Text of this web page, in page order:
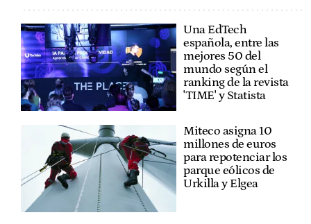
Una EdTech
española, entre las
mejores 50 del
mundo según el
ranking de la revista
'TIME' y Statista
Miteco asigna 10
millones de euros
para repotenciar los
parque eólicos de
Urkilla y Elgea